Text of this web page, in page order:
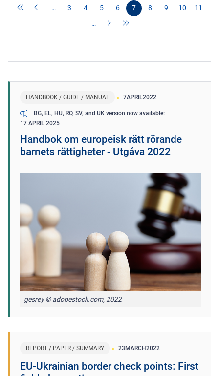
… 3 4 5 6 7 8 9 10
11
…
HANDBOOK / GUIDE / MANUAL 7APRIL2022
BG, EL, HU, RO, SV, and UK version now available
17 APRIL 2025
Handbok om europeisk rätt rörande
barnets rättigheter - Utgåva 2022
gesrey © adobestock.com, 2022
REPORT / PAPER / SUMMARY 23MARCH2022
EU-Ukrainian border check points: First